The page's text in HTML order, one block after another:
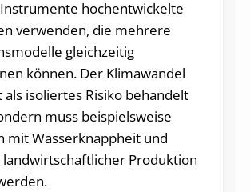
hochentwickelte
verwenden, die mehrere
gleichzeitig
können. Der Klimawandel
als isoliertes Risiko behandelt
muss beispielsweise
mit Wasserknappheit und
Produktion